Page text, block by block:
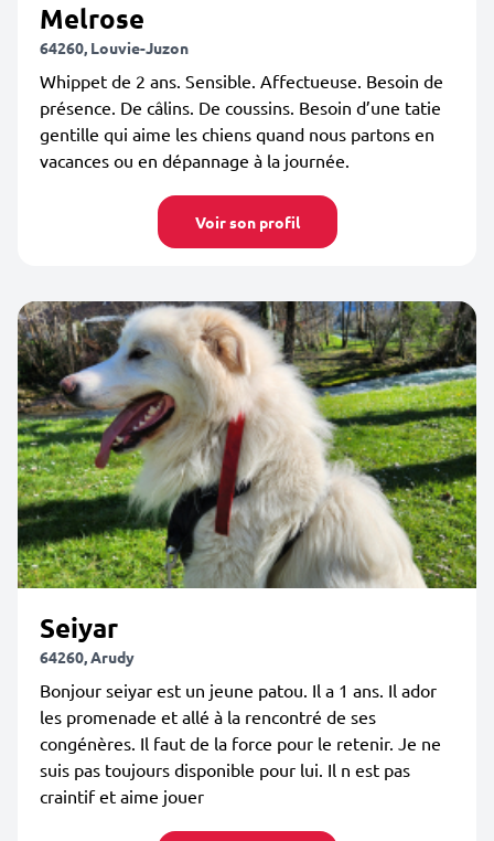
Melrose
64260, Louvie-Juzon
Whippet de 2 ans. Sensible. Affectueuse. Besoin de
présence. De câlins. De coussins. Besoin d’une tatie
gentille qui aime les chiens quand nous partons en
vacances ou en dépannage à la journée.
Voir son profil
Seiyar
64260, Arudy
Bonjour seiyar est un jeune patou. Il a 1 ans. Il ador
les promenade et allé à la rencontré de ses
congénères. Il faut de la force pour le retenir. Je ne
suis pas toujours disponible pour lui. Il n est pas
craintif et aime jouer